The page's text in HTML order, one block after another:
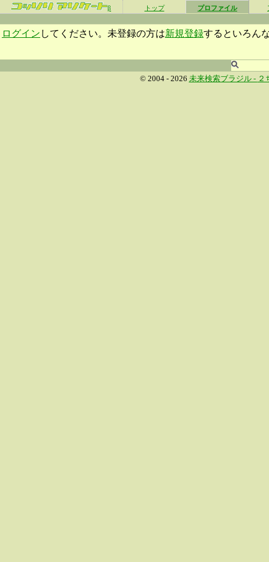
β トップ プロファイル
ログイン してください。未登録の方は新規登録するといろん
© 2004 - 2026 未来検索ブラジル - ２